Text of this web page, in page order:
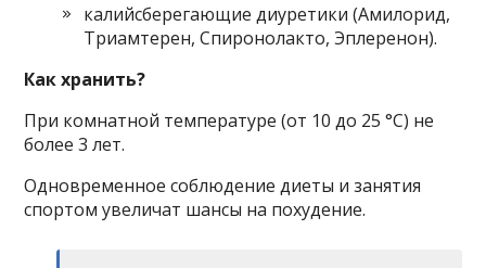
калийсберегающие диуретики (Амилорид,
Триамтерен, Спиронолакто, Эплеренон).
Как хранить?
При комнатной температуре (от 10 до 25 °С) не
более 3 лет.
Одновременное соблюдение диеты и занятия
спортом увеличат шансы на похудение.